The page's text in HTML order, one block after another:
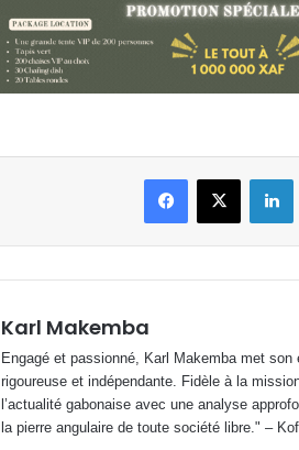
FacebookX
Karl Makemba
Engagé et passionné, Karl Makemba met
rigoureuse et indépendante. Fidèle à la
l’actualité gabonaise avec une analyse
la pierre angulaire de toute société libre." –